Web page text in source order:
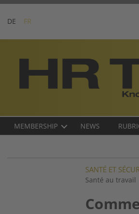
Skip
content
DE FR
Main
FR
MEMBERSHIP NEWS
SANTÉ ET
Santé au travail